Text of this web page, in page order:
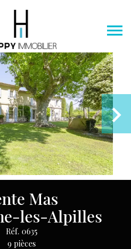
Mas
les-Alpilles
Réf. 0635
9 pièces